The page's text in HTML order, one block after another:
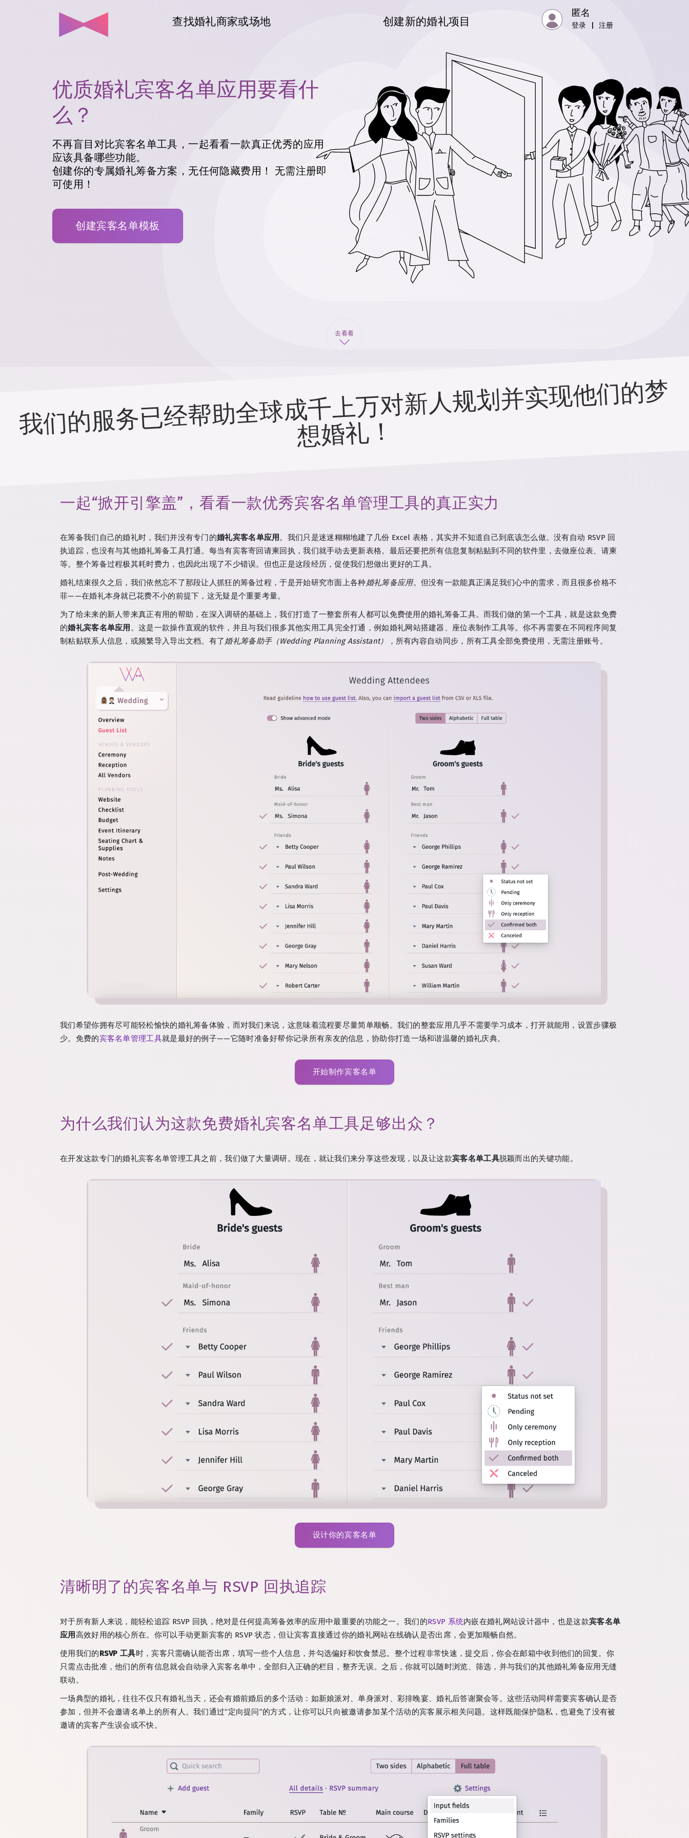
查找婚礼商家或场地 创建新的婚礼项目
匿名
登录 注册
优质婚礼宾客名单应用要看什
么？
不再盲目对比宾客名单工具，一起看看一款真正优秀的应用
应该具备哪些功能。
创建你的专属婚礼筹备方案，无任何隐藏费用！
无需注册即
可使用！
创建宾客名单模板
去看看
我
们
的
服
务
已
经
帮
助
全
球
成
千
上
万
对
新
人
规
划
并
实
现
他
们
的
梦
想
婚
礼
！
一起“掀开引擎盖”，看看一款优秀宾客名单管理工具的真正实力
在筹备我们自己的婚礼时，我们并没有专门的婚礼宾客名单应用。我们只是迷迷糊糊地建了几份 Excel 表格，其实并不知道自己到底该怎么做。没有自动 RSVP 回
执追踪，也没有与其他婚礼筹备工具打通。每当有宾客寄回请柬回执，我们就手动去更新表格。最后还要把所有信息复制粘贴到不同的软件里，去做座位表、请柬
等。整个筹备过程极其耗时费力，也因此出现了不少错误。但也正是这段经历，促使我们想做出更好的工具。
婚礼结束很久之后，我们依然忘不了那段让人抓狂的筹备过程，于是开始研究市面上各种 婚礼筹备应用。但没有一款能真正满足我们心中的需求，而且很多价格不
菲——在婚礼本身就已花费不小的前提下，这无疑是个重要考量。
为了给未来的新人带来真正有用的帮助，在深入调研的基础上，我们打造了一整套所有人都可以免费使用的婚礼筹备工具。而我们做的第一个工具，就是这款免费
的婚礼宾客名单应用 。这是一款操作直观的软件，并且与我们很多其他实用工具完全打通，例如婚礼网站搭建器、座位表制作工具等。你不再需要在不同程序间复
制粘贴联系人信息，或频繁导入导出文档。有了 婚礼筹备助手（Wedding Planning Assistant） ，所有内容自动同步，所有工具全部免费使用，无需注册账号。
我们希望你拥有尽可能轻松愉快的婚礼筹备体验，而对我们来说，这意味着流程要尽量简单顺畅。我们的整套应用几乎不需要学习成本，打开就能用，设置步骤极
少。免费的宾客名单管理工具就是最好的例子——它随时准备好帮你记录所有亲友的信息，协助你打造一场和谐温馨的婚礼庆典。
开始制作宾客名单
为什么我们认为这款免费婚礼宾客名单工具足够出众？
在开发这款专门的婚礼宾客名单管理工具之前，我们做了大量调研。现在，就让我们来分享这些发现，以及让这款宾客名单工具脱颖而出的关键功能。
设计你的宾客名单
清晰明了的宾客名单与 RSVP 回执追踪
对于所有新人来说，能轻松追踪 RSVP 回执，绝对是任何提高筹备效率的应用中最重要的功能之一。我们的RSVP 系统内嵌在婚礼网站设计器中，也是这款宾客名单
应用高效好用的核心所在。你可以手动更新宾客的 RSVP 状态，但让宾客直接通过你的婚礼网站在线确认是否出席，会更加顺畅自然。
使用我们的RSVP 工具时，宾客只需确认能否出席，填写一些个人信息，并勾选偏好和饮食禁忌。整个过程非常快速，提交后，你会在邮箱中收到他们的回复。你
只需点击批准，他们的所有信息就会自动录入宾客名单中，全部归入正确的栏目，整齐无误。之后，你就可以随时浏览、筛选，并与我们的其他婚礼筹备应用无缝
联动。
一场典型的婚礼，往往不仅只有婚礼当天，还会有婚前婚后的多个活动：如新娘派对、单身派对、彩排晚宴、婚礼后答谢聚会等。这些活动同样需要宾客确认是否
参加，但并不会邀请名单上的所有人。我们通过“定向提问”的方式，让你可以只向被邀请参加某个活动的宾客展示相关问题。这样既能保护隐私，也避免了没有被
邀请的宾客产生误会或不快。